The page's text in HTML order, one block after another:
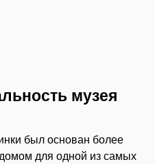
музея
был основан более
для одной из самых